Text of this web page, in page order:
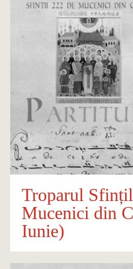
Troparul
Mucenici din
Iunie)